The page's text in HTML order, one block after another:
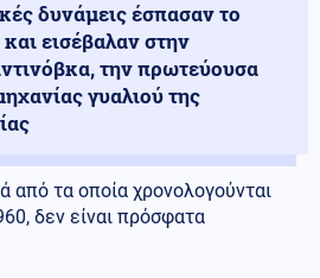
δυνάμεις έσπασαν το
εισέβαλαν στην
την πρωτεύουσα
γυαλιού της
από τα οποία χρονολογούνται
δεν είναι πρόσφατα